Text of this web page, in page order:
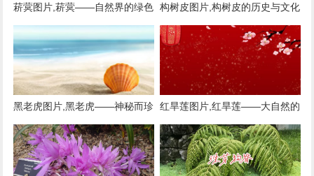
菥蓂图片,菥蓂——自然界的绿色
精灵
构树皮图片,构树皮的历史与文化
黑老虎图片,黑老虎——神秘而珍
贵的野生植物
红旱莲图片,红旱莲——大自然的
红色精灵